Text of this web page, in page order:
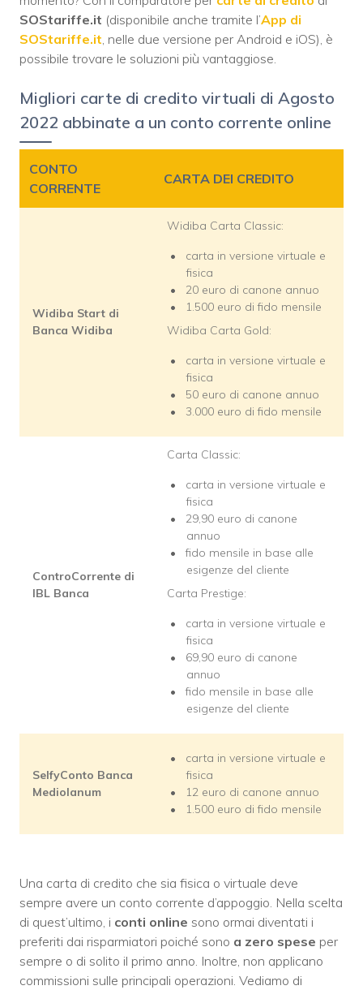
SOStariffe.it (disponibile anche tramite l’App di
SOStariffe.it , nelle due versione per Android e iOS), è
possibile trovare le soluzioni più vantaggiose.
Migliori carte di credito virtuali di Agosto
2022 abbinate a un conto corrente online
CONTO
CORRENTE
CARTA DEI CREDITO
Widiba Start di
Banca Widiba
Widiba Carta Classic:
carta in versione virtuale e
fisica
20 euro di canone annuo
1.500 euro di fido mensile
Widiba Carta Gold:
carta in versione virtuale e
fisica
50 euro di canone annuo
3.000 euro di fido mensile
ControCorrente di
IBL Banca
Carta Classic:
carta in versione virtuale e
fisica
29,90 euro di canone
annuo
fido mensile in base alle
esigenze del cliente
Carta Prestige:
carta in versione virtuale e
fisica
69,90 euro di canone
annuo
fido mensile in base alle
esigenze del cliente
SelfyConto Banca
Mediolanum
carta in versione virtuale e
fisica
12 euro di canone annuo
1.500 euro di fido mensile
Una carta di credito che sia fisica o virtuale deve
sempre avere un conto corrente d’appoggio. Nella scelta
di quest’ultimo, i conti online sono ormai diventati i
preferiti dai risparmiatori poiché sono a zero spese per
sempre o di solito il primo anno. Inoltre, non applicano
commissioni sulle principali operazioni. Vediamo di